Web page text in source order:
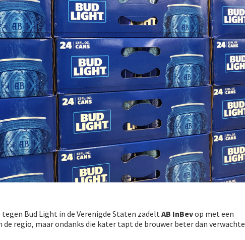
Bud Light in de Verenigde Staten zadeltAB InBevop met een
de regio, maar ondanks die kater tapt de brouwer beter dan verwachte